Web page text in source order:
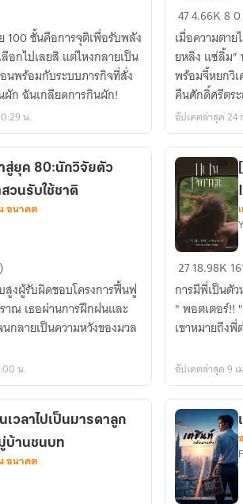
100 ชั้นคือการจุติเพื่อรับพลัง
อกไปเลยสิ แต่ไหงกลายเป็น
นพร้อมกับระบบภารกิจที่สั่ง
ผัก ฉันเกลียดการกินผัก!
น.
ชะตา
หงส์
ใน
กรง
ไหม
474.66K 8
เมื่อความตา
ยหลิง แซ่ลิ้ม”
พร้อมจี้หยกวิ
คืนศักดิ์ศรีตร
อัปเดตล่าสุด 24
สู่ยุค 80:นักวิจัยตัว
วนรับใช้ชาติ
อนาคต
งผู้รับผิดชอบโครงการฟื้นฟู
าณ เธอผ่านการฝึกฝนและ
กลายเป็นความหวังของมวล
น.
[
HP
Hi!
I'm
Potter!
2718.98K
การมีพี่เป็นตัว
" พอตเตอร์!!
เขาหมายถึงพี่
อัปเดตล่าสุด 9
เวลาไปเป็นมารดาลูก
บ้านชนบท
อนาคต